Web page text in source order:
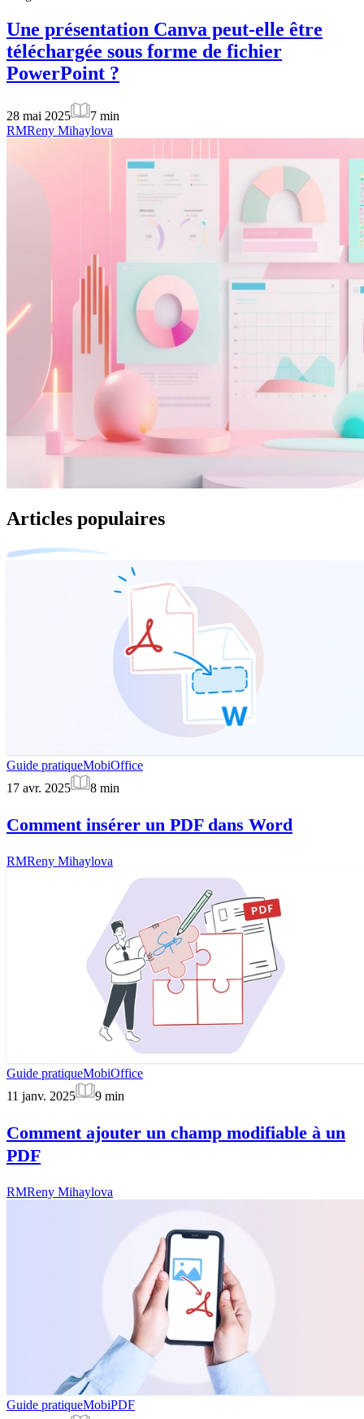
Une présentation Canva peut-elle être
téléchargée sous forme de fichier
PowerPoint ?
28 mai 2025 7 min
RMReny Mihaylova
Articles populaires
Guide pratiqueMobiOffice
17 avr. 2025
8 min
Comment insérer un PDF dans Word
RMReny Mihaylova
Guide pratiqueMobiOffice
11 janv. 2025
9 min
Comment ajouter un champ modifiable à un
PDF
RMReny Mihaylova
Guide pratiqueMobiPDF